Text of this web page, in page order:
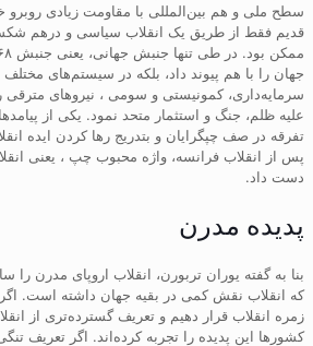
سطح ملی و هم بین‌المللی با مقاومت زیادی روبرو
قدیم فقط از طریق یک انقلاب سیاسی و درهم
جهان را با هم پیوند داد، بلکه در سیستم‌های
سرمایه‌داری، کمونیستی و سومی ، نیروهای مترقی
علیه ظلم، جنگ و استثمار متحد نمود. یکی از
تفرقه در صف چپگرایان و بتدریج رها کردن ایده
پس از انقلاب فرانسه، واژه محبوب چپ ، یعنی
دست داد.
پدیده مدرن
بنا به گفته یوران تربورن، انقلاب اروپای مدرن
که انقلاب نقش کمی در بقیه جهان داشته است. اگر
زمره انقلاب قرار دهیم و تعریف گسترده‌تری از
کشورها این پدیده را تجربه کرده‌اند. اگر تعریف